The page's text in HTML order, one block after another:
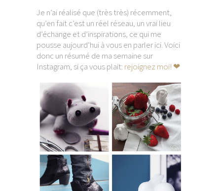
Je n’ai réalisé que (très très) récemment,
qu’en fait c’est un réel réseau, un vrai lieu
d’échange et d’inspirations, ce qui me
pousse aujourd’hui à vous en parler ici. Voici
donc un résumé de ma semaine sur
Instagram, si ça vous plait: rejoignez moi! ❤